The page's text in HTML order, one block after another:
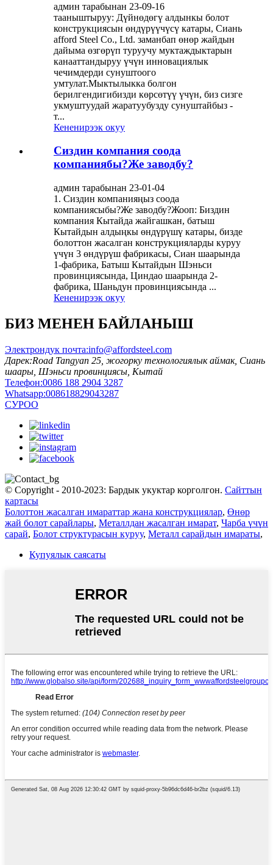
админ тарабынан 23-09-16
тааныштыруу: Дүйнөдөгү алдынкы болот
конструкциясын өндүрүүчүсү катары, Сиань
afford Steel Co., Ltd. заманбап өнөр жайдын
дайыма өзгөрүп туруучу муктаждыктарын
канааттандыруу үчүн инновациялык
чечимдерди сунуштоого
умтулат.Мыктылыкка болгон
берилгендигибизди көрсөтүү үчүн, биз сизге
укмуштуудай жаратуубузду сунуштайбыз -
т...
Кененирээк окуу
Сиздин компания соода
компаниябы?Же заводбу?
админ тарабынан 23-01-04
1. Сиздин компанияңыз соода
компаниясыбы?Же заводбу?Жооп: Биздин
компания Кытайда жайгашкан, батыш
Кытайдын алдыңкы өндүрүшү катары, бизде
болоттон жасалган конструкцияларды куруу
үчүн 3 өндүрүш фабрикасы, Сиан шаарында
1-фабрика, Батыш Кытайдын Шэньси
провинциясында, Циндао шаарында 2-
фабрика, Шаньдун провинциясында ...
Кененирээк окуу
БИЗ МЕНЕН БАЙЛАНЫШ
Электрондук почта:info@affordsteel.com
Дарек:Road Tangyan 25, жогорку технологиялык аймак, Сиань
шаары, Шэньси провинциясы, Кытай
Телефон:0086 188 2904 3287
Whatsapp:008618829043287
СУРОО
© Copyright - 2010-2023: Бардык укуктар корголгон. Сайттын
картасы
Болоттон жасалган имараттар жана конструкциялар, Өнөр
жай болот сарайлары, Металлдан жасалган имарат, Чарба үчүн
сарай, Болот структурасын куруу, Металл сарайдын имараты,
Купуялык саясаты